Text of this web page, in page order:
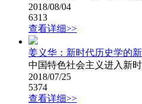
2018/08/04
6313
查看详细>>
姜义华：新时代历史学的
中国特色社会主义进入新
2018/07/25
5374
查看详细>>